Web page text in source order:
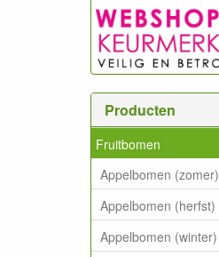
Producten
Fruitbomen
Appelbomen (zomer)
Appelbomen (herfst)
Appelbomen (winter)